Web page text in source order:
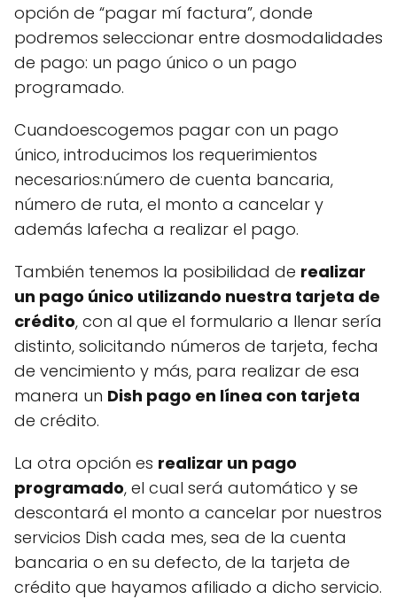
opción de “pagar mí factura”, donde
podremos seleccionar entre dosmodalidades
de pago: un pago único o un pago
programado.
Cuandoescogemos pagar con un pago
único, introducimos los requerimientos
necesarios:número de cuenta bancaria,
número de ruta, el monto a cancelar y
además lafecha a realizar el pago.
También tenemos la posibilidad de realizar
un pago único utilizando nuestra tarjeta de
crédito, con al que el formulario a llenar sería
distinto, solicitando números de tarjeta, fecha
de vencimiento y más, para realizar de esa
manera un Dish pago en línea con tarjeta
de crédito.
La otra opción es realizar un pago
programado, el cual será automático y se
descontará el monto a cancelar por nuestros
servicios Dish cada mes, sea de la cuenta
bancaria o en su defecto, de la tarjeta de
crédito que hayamos afiliado a dicho servicio.